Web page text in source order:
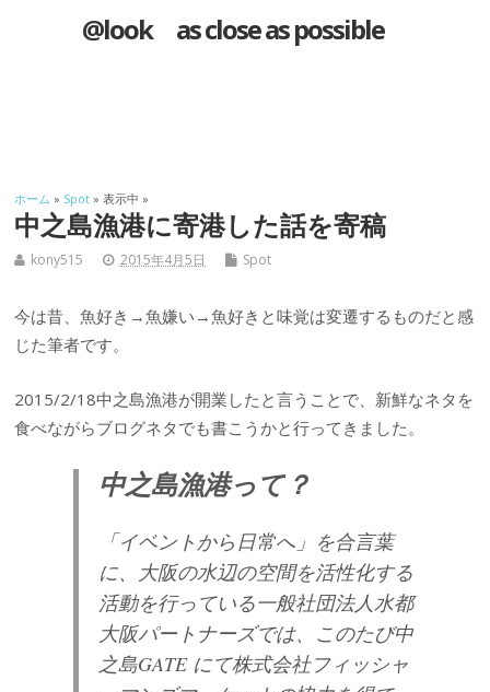
@look as close as possible
ホーム » Spot » 表示中 »
中之島漁港に寄港した話を寄稿
kony515 2015年4月5日 Spot
今は昔、魚好き→魚嫌い→魚好きと味覚は変遷するものだと感
じた筆者です。
2015/2/18中之島漁港が開業したと言うことで、新鮮なネタを
食べながらブログネタでも書こうかと行ってきました。
中之島漁港って？
「イベントから日常へ」を合言葉
に、大阪の水辺の空間を活性化する
活動を行っている一般社団法人水都
大阪パートナーズでは、このたび中
之島GATE にて株式会社フィッシャ